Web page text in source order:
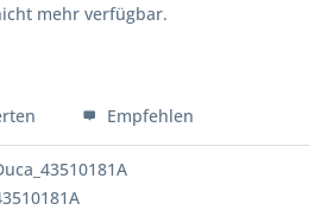
mehr verfügbar.
Empfehlen